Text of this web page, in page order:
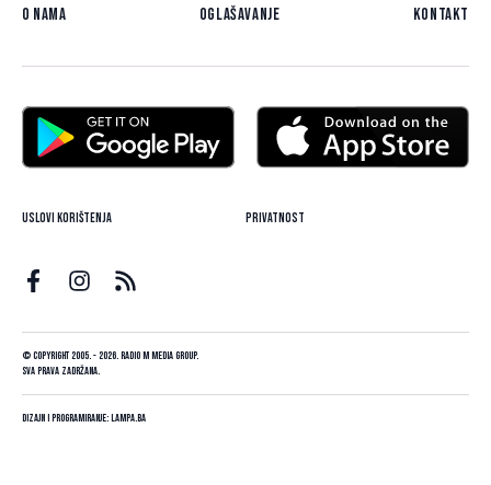
O nama Oglašavanje Kontakt
Uslovi korištenja Privatnost
© Copyright 2005. - 2026. Radio M Media Group.
Sva prava zadržana.
Dizajn i programiranje:Lampa.ba